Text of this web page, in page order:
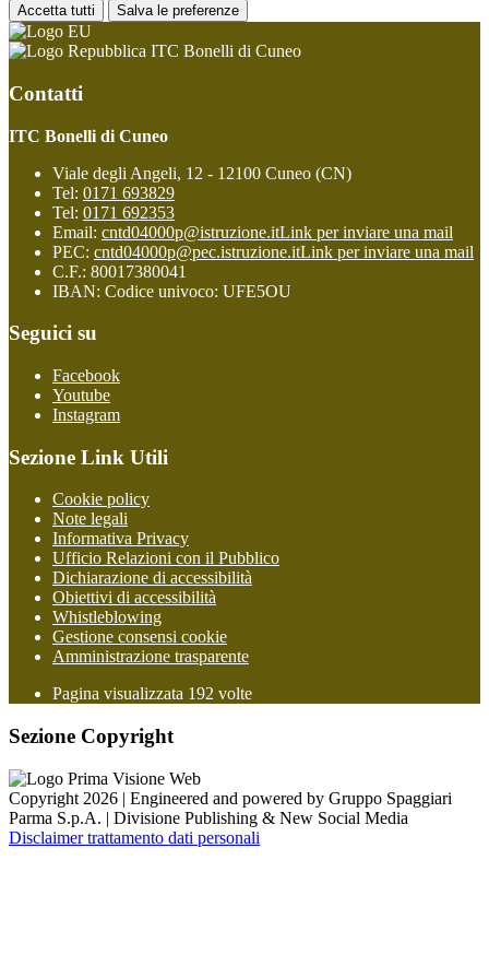
Accetta tutti Salva le preferenze
ITC Bonelli di Cuneo
Contatti
ITC Bonelli di Cuneo
Viale degli Angeli, 12 - 12100 Cuneo (CN)
Tel: 0171 693829
Tel: 0171 692353
Email: cntd04000p@istruzione.itLink per inviare una mail
PEC: cntd04000p@pec.istruzione.itLink per inviare una mail
C.F.: 80017380041
IBAN: Codice univoco: UFE5OU
Seguici su
Facebook
Youtube
Instagram
Sezione Link Utili
Cookie policy
Note legali
Informativa Privacy
Ufficio Relazioni con il Pubblico
Dichiarazione di accessibilità
Obiettivi di accessibilità
Whistleblowing
Gestione consensi cookie
Amministrazione trasparente
Pagina visualizzata 192 volte
Sezione Copyright
Copyright 2026 | Engineered and powered by Gruppo Spaggiari
Parma S.p.A. | Divisione Publishing & New Social Media
Disclaimer trattamento dati personali